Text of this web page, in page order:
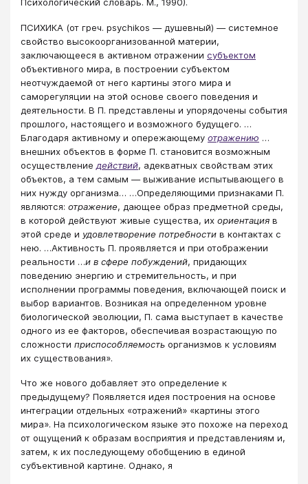
Психологический словарь. М., 1990).
ПСИХИКА (от греч. psychikos — душевный) — системное
свойство высокоорганизованной материи,
заключающееся в активном отражении субъектом
объективного мира, в построении субъектом
неотчуждаемой от него картины этого мира и
саморегуляции на этой основе своего поведения и
деятельности. В П. представлены и упорядочены события
прошлого, настоящего и возможного будущего. …
Благодаря активному и опережающему отражению …
внешних объектов в форме П. становится возможным
осуществление действий, адекватных свойствам этих
объектов, а тем самым — выживание испытывающего в
них нужду организма… …Определяющими признаками П.
являются: отражение, дающее образ предметной среды,
в которой действуют живые существа, их ориентация в
этой среде и удовлетворение потребности в контактах с
нею. …Активность П. проявляется и при отображении
реальности …и в сфере побуждений, придающих
поведению энергию и стремительность, и при
исполнении программы поведения, включающей поиск и
выбор вариантов. Возникая на определенном уровне
биологической эволюции, П. сама выступает в качестве
одного из ее факторов, обеспечивая возрастающую по
сложности приспособляемость организмов к условиям
их существования».
Что же нового добавляет это определение к
предыдущему? Появляется идея построения на основе
интеграции отдельных «отражений» «картины этого
мира». На психологическом языке это похоже на переход
от ощущений к образам восприятия и представлениям и,
затем, к их последующему обобщению в единой
субъективной картине. Однако, я